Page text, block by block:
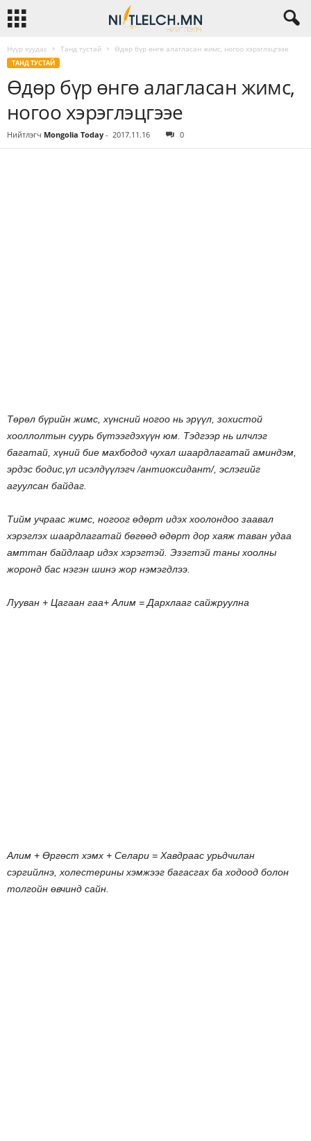
Нүүр хуудас Танд тустай Өдөр бүр өнгө алагласан жимс, ногоо хэрэглэцгээе
ТАНД ТУСТАЙ
Өдөр бүр өнгө алагласан жимс,
ногоо хэрэглэцгээе
Нийтлэгч Mongolia Today - 2017.11.16 0
Төрөл бүрийн жимс,хүнсний ногоо нь эрүүл, зохистой
хооллолтын суурь бүтээгдэхүүн юм. Тэдгээр нь илчлэг
багатай,хүний бие махбодод чухал шаардлагатай аминдэм,
эрдэс бодис,үл исэлдүүлэгч/антиоксидант/, эслэгийг
агуулсан байдаг.
Тийм учраас жимс, ногоог өдөрт идэх хоолондоо заавал
хэрэглэх шаардлагатай бөгөөд өдөрт дор хаяж таван удаа
амттан байдлаар идэх хэрэгтэй. Эзэгтэй таны хоолны
жоронд бас нэгэн шинэ жор нэмэгдлээ.
Лууван + Цагаан гаа+Алим =Дархлааг сайжруулна
Алим + Өргөст хэмх + Селари = Хавдраас урьдчилан
сэргийлнэ холестерины хэмжээг багасгах ба ходоод болон
толгойн өвчинд сайн